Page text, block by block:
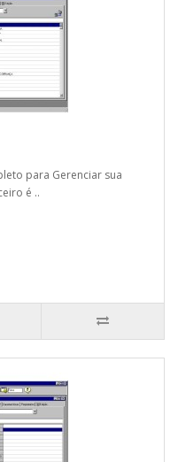
para Gerenciar sua
é ..